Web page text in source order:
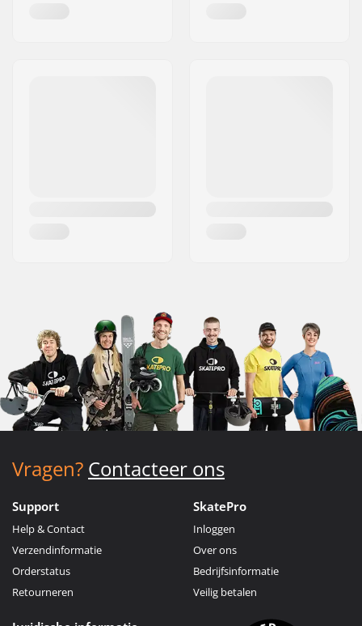
Vragen? Contacteer ons
Support
Help & Contact
Verzendinformatie
Orderstatus
Retourneren
SkatePro
Inloggen
Over ons
Bedrijfsinformatie
Veilig betalen